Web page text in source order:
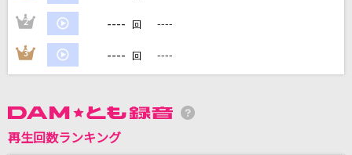
カラオケ最新情報をチェック！
2 ---- 回 ----
3 ---- 回 ----
再生回数ランキング